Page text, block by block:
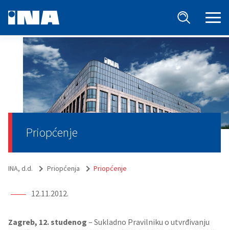
Priopćenje
INA, d.d. Priopćenja Priopćenje
12.11.2012.
Zagreb, 12. studenog – Sukladno Pravilniku o utvrđivanju